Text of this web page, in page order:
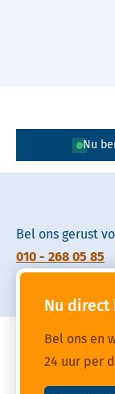
Nu
Lees voor
Simpele tekst
Bel ons gerust
010 - 268 05 85
Nu direct
Bel ons en
24 uur per